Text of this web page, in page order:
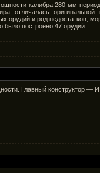
калибра 280 мм
отличалась
орудий и ряд недостатков,
было построено 47 орудий.
Главный конструктор —